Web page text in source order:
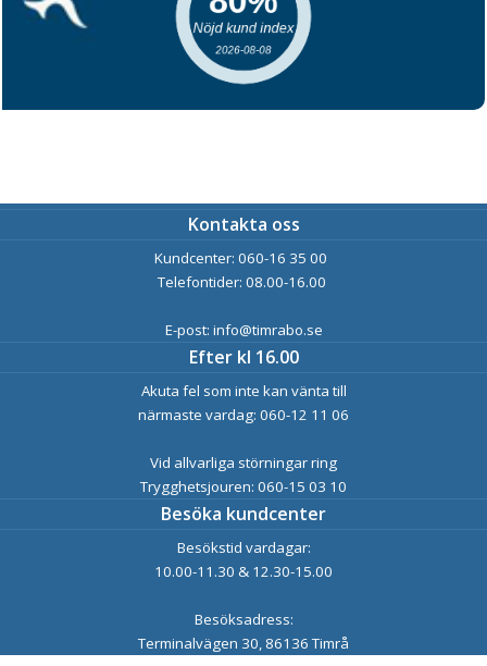
Kontakta oss
Kundcenter: 060-16 35 00
Telefontider: 08.00-16.00
E-post: info@timrabo.se
Efter kl 16.00
Akuta fel som inte kan vänta till
närmaste vardag: 060-12 11 06
Vid allvarliga störningar ring
Trygghetsjouren: 060-15 03 10
Besöka kundcenter
Besökstid vardagar:
10.00-11.30 & 12.30-15.00
Besöksadress:
Terminalvägen 30, 86136 Timrå